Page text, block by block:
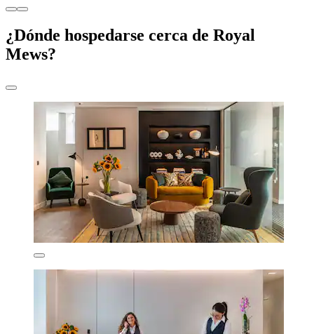
¿Dónde hospedarse cerca de Royal
Mews?